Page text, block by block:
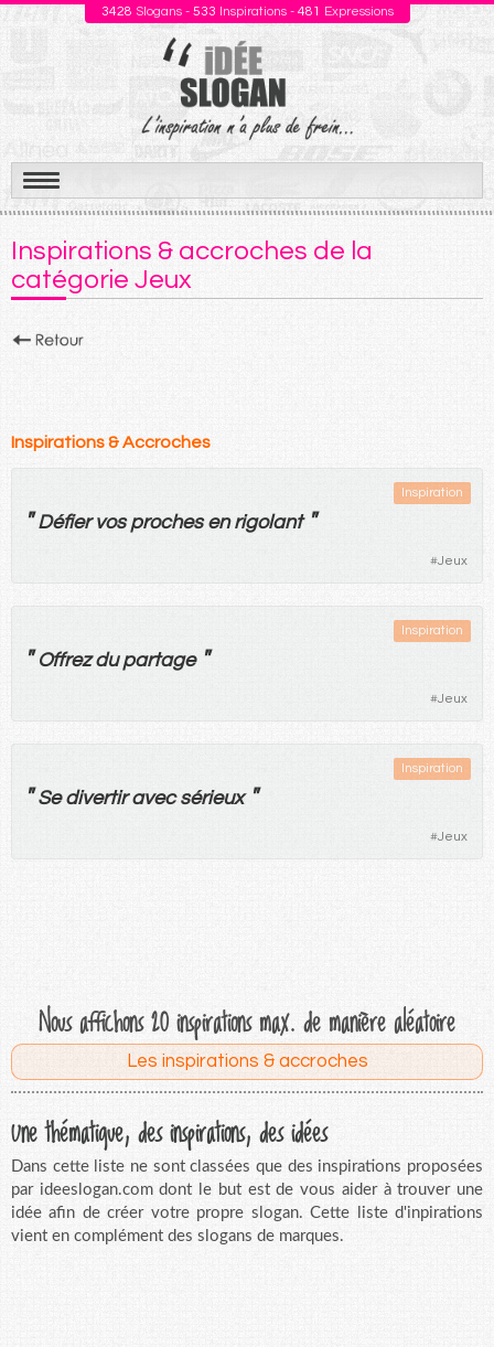
3428 Slogans - 533 Inspirations - 481 Expressions
Aller
au
contenu
Inspirations & accroches de la
catégorie Jeux
Inspirations & Accroches
Inspiration
" Défier vos proches en rigolant "
#Jeux
Inspiration
" Offrez du partage "
#Jeux
Inspiration
" Se divertir avec sérieux "
#Jeux
Nous affichons 20 inspirations max. de manière aléatoire
Les inspirations & accroches
Une thématique, des inspirations, des idées
Dans cette liste ne sont classées que des inspirations proposées
par ideeslogan.com dont le but est de vous aider à trouver une
idée afin de créer votre propre slogan. Cette liste d'inpirations
vient en complément des slogans de marques.